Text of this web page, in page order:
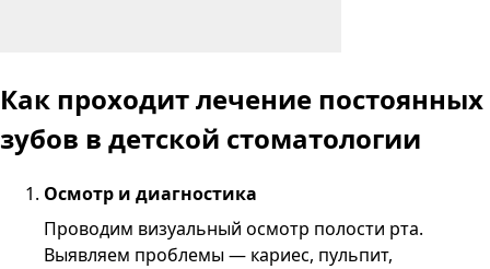
Как проходит лечение постоянных
зубов в детской стоматологии
Осмотр и диагностика
Проводим визуальный осмотр полости рта.
Выявляем проблемы — кариес, пульпит,